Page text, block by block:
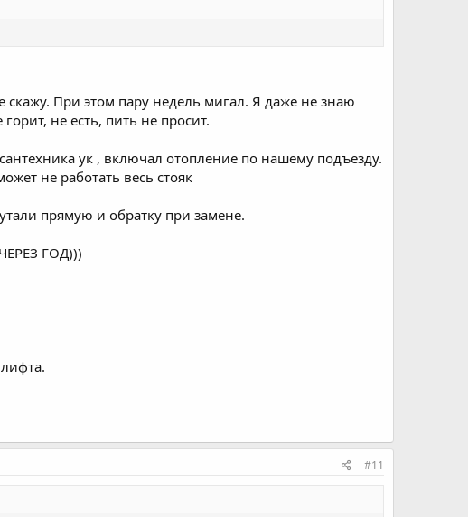
При этом пару недель мигал. Я даже не знаю
не есть, пить не просит.
ук , включал отопление по нашему подъезду.
не работать весь стояк
прямую и обратку при замене.
ГОД)))
#11